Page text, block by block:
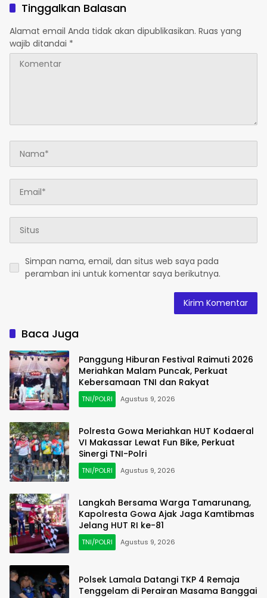
Tinggalkan Balasan
Alamat email Anda tidak akan dipublikasikan. Ruas yang
wajib ditandai *
Simpan nama, email, dan situs web saya pada
peramban ini untuk komentar saya berikutnya.
Baca Juga
Panggung Hiburan Festival Raimuti 2026
Meriahkan Malam Puncak, Perkuat
Kebersamaan TNI dan Rakyat
TNI/POLRI Agustus 9, 2026
Polresta Gowa Meriahkan HUT Kodaeral
VI Makassar Lewat Fun Bike, Perkuat
Sinergi TNI-Polri
TNI/POLRI Agustus 9, 2026
Langkah Bersama Warga Tamarunang,
Kapolresta Gowa Ajak Jaga Kamtibmas
Jelang HUT RI ke-81
TNI/POLRI Agustus 9, 2026
Polsek Lamala Datangi TKP 4 Remaja
Tenggelam di Perairan Masama Banggai